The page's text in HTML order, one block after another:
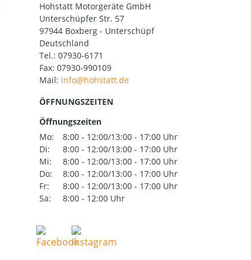
Hohstatt Motorgeräte GmbH
Unterschüpfer Str. 57
97944 Boxberg - Unterschüpf
Deutschland
Tel.: 07930-6171
Fax: 07930-990109
Mail:
ÖFFNUNGSZEITEN
Öffnungszeiten
Mo:
8:00 - 12:00/13:00 - 17:00 Uhr
Di:
8:00 - 12:00/13:00 - 17:00 Uhr
Mi:
8:00 - 12:00/13:00 - 17:00 Uhr
Do:
8:00 - 12:00/13:00 - 17:00 Uhr
Fr:
8:00 - 12:00/13:00 - 17:00 Uhr
Sa:
8:00 - 12:00 Uhr